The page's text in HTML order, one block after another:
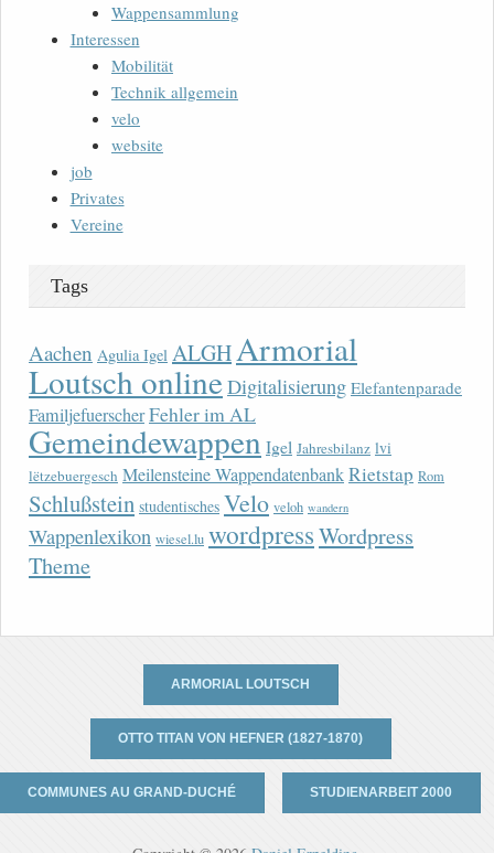
Wappensammlung
Interessen
Mobilität
Technik allgemein
velo
website
job
Privates
Vereine
Tags
Aachen Agulia Igel ALGHArmorial
Loutsch onlineDigitalisierung Elefantenparade
FamiljefuerscherFehler im AL
Gemeindewappen Igel Jahresbilanz lvi
lëtzebuergesch Meilensteine WappendatenbankRietstap Rom
Schlußstein studentisches Velo veloh wandern
Wappenlexikon wiesel.lu wordpressWordpress
Theme
ARMORIAL LOUTSCH
OTTO TITAN VON HEFNER (1827-1870)
COMMUNES AU GRAND-DUCHÉ STUDIENARBEIT 2000